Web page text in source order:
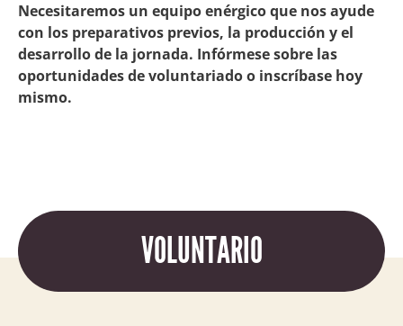
Necesitaremos un equipo enérgico que nos ayude
con los preparativos previos, la producción y el
desarrollo de la jornada. Infórmese sobre las
oportunidades de voluntariado o inscríbase hoy
mismo.
VOLUNTARIO